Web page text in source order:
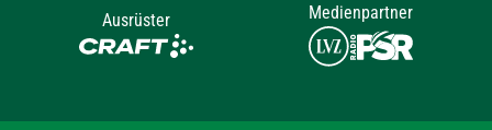
Ausrüster Medienpartner